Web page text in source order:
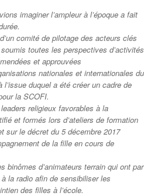
imaginer l’ampleur à l’époque a fait
comité de pilotage des acteurs clés
toutes les perspectives d’activités
et approuvées
nationales et internationales du
duquel a été créer un cadre de
la SCOFI.
religieux favorables à la
et formés lors d’ateliers de formation
sur le décret du 5 décembre 2017
de la fille en cours de
binômes d’animateurs terrain qui ont par
la radio afin de sensibiliser les
des filles à l’école.